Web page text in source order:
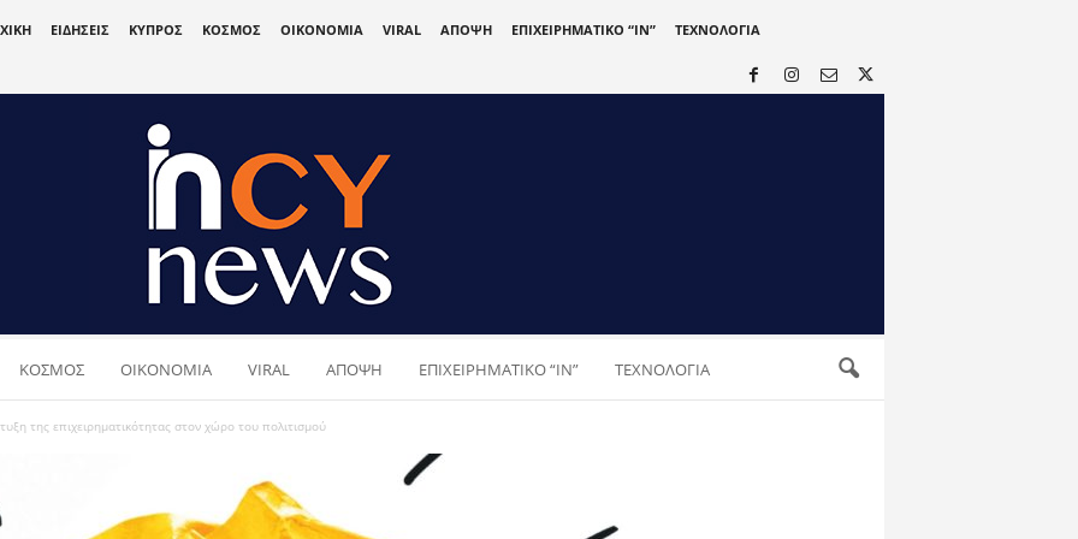
ΕΙΔΗΣΕΙΣ ΚΥΠΡΟΣ ΚΟΣΜΟΣ ΟΙΚΟΝΟΜΙΑ VIRAL ΑΠΟΨΗ ΕΠΙΧΕΙΡΗΜΑΤΙΚΟ “IN” ΤΕΧΝΟΛΟΓΙΑ
ΚΟΣΜΟΣ ΟΙΚΟΝΟΜΙΑ VIRAL ΑΠΟΨΗ ΕΠΙΧΕΙΡΗΜΑΤΙΚΟ “IN” ΤΕΧΝΟΛΟΓΙΑ
της επιχειρηματικότητας στον χώρο του πολιτισμού